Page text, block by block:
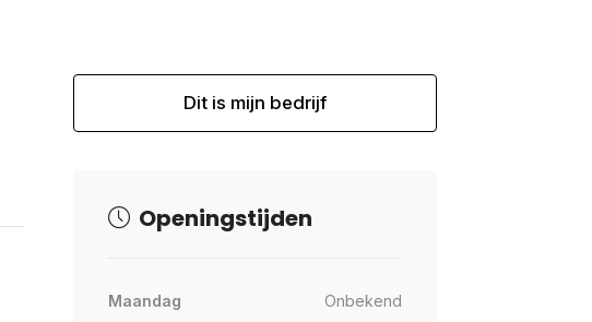
Dit is mijn bedrijf
Openingstijden
Maandag
Onbekend